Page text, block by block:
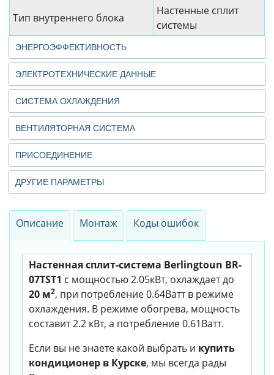
Тип внутреннего блока
Настенные сплит
системы
ЭНЕРГОЭФФЕКТИВНОСТЬ
ЭЛЕКТРОТЕХНИЧЕСКИЕ ДАННЫЕ
СИСТЕМА ОХЛАЖДЕНИЯ
ВЕНТИЛЯТОРНАЯ СИСТЕМА
ПРИСОЕДИНЕНИЕ
ДРУГИЕ ПАРАМЕТРЫ
Описание Монтаж Коды ошибок
Настенная сплит-система Berlingtoun BR-
07TST1 с мощностью 2.05кВт, охлаждает до
20 м2, при потребление 0.64Ватт в режиме
охлаждения. В режиме обогрева, мощность
составит 2.2 кВт, а потребление 0.61Ватт.
Если вы не знаете какой выбрать и купить
кондиционер в Курске, мы всегда рады